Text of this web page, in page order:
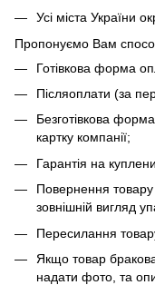
Усі міста України
Пропонуємо Вам
Готівкова форма
Післяоплати (за
Безготівкова
картку компанії;
Гарантія на
Повернення товару
зовнішній вигляд
Пересилання
Якщо товар
надати фото, та